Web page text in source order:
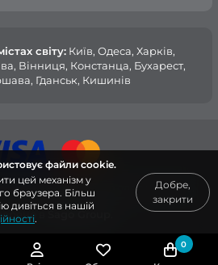
0
світу:Київ, Одеса, Харків,
Вінниця, Констанца, Бухарест,
Гданськ, Кишинів
магазин медичного одягу InWhite.
в
файли cookie.
цей механізм у
браузера. Більш
дивіться в нашій
.
Добре,
закрити